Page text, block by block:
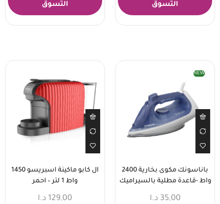
التسوق
التسوق
NEW
باناسونك مكوى بخارية 2400
واط -قاعدة مطلية بالسيراميك
35,00 د.ا
ال كابو ماكينة اسبريسو 1450
واط 1 لتر – احمر
129,00 د.ا